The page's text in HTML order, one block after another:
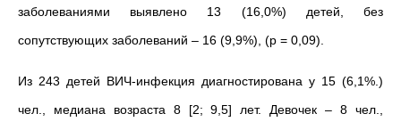
заболеваниями выявлено 13 (16,0%) детей, без
сопутствующих заболеваний – 16 (9,9%), (р = 0,09).
Из 243 детей ВИЧ-инфекция диагностирована у 15 (6,1%.)
чел., медиана возраста 8 [2; 9,5] лет. Девочек – 8 чел.,